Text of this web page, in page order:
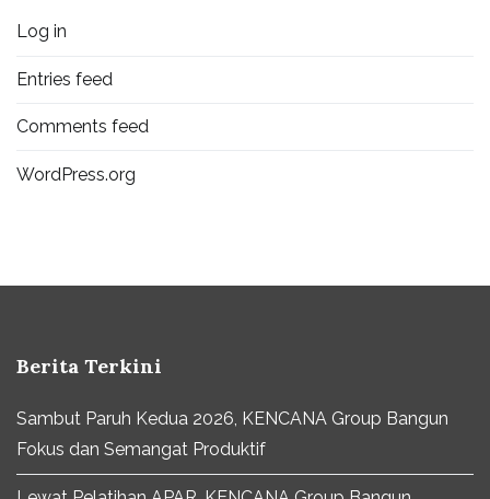
Log in
Entries feed
Comments feed
WordPress.org
Berita Terkini
Sambut Paruh Kedua 2026, KENCANA Group Bangun
Fokus dan Semangat Produktif